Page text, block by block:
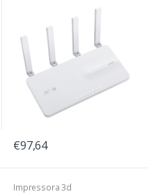
€97,64
Impressora 3d